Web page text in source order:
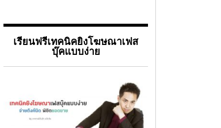
เรียนฟรีเทคนิคยิงโฆษณาเฟส
บุ๊คแบบง่าย